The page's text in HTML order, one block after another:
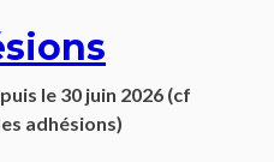
le 30 juin 2026 (cf
adhésions)